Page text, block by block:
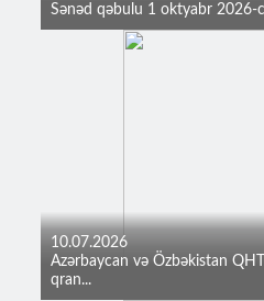
Sənəd qəbulu 1 oktyabr 2026-
10.07.2026
Azərbaycan və Özbəkistan
qran...